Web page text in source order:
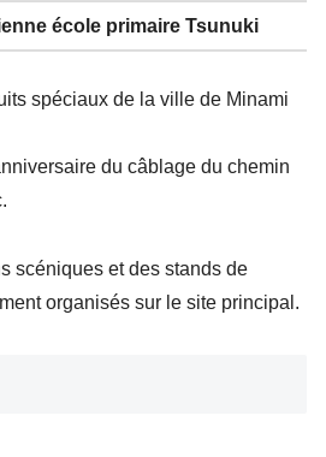
école primaire Tsunuki
spéciaux de la ville de Minami
du câblage du chemin
scéniques et des stands de
organisés sur le site principal.